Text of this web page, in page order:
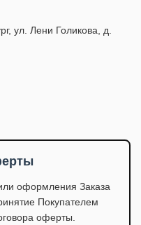
ул. Лени Голикова, д.
оформления Заказа
Покупателем
оферты.